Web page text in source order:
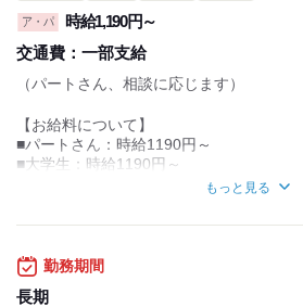
ア・パ
時給1,190円～
交通費： 一部支給
（パートさん、相談に応じます）
【お給料について】
■パートさん：時給1190円～
■大学生：時給1190円～
【昇給制度について】
■雇用形態：アルバイト、パート
■回数 ：年2回(6ヵ月に1度)
もっと見る
勤務期間
長期